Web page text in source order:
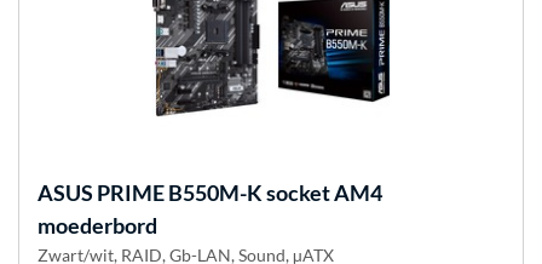
ASUS PRIME B550M-K socket AM4
moederbord
Zwart/wit, RAID, Gb-LAN, Sound, µATX